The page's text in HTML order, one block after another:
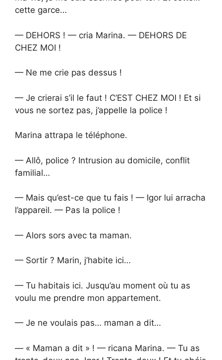
cette garce…
— DEHORS ! — cria Marina. — DEHORS DE
CHEZ MOI !
— Ne me crie pas dessus !
— Je crierai s’il le faut ! C’EST CHEZ MOI ! Et si
vous ne sortez pas, j’appelle la police !
Marina attrapa le téléphone.
— Allô, police ? Intrusion au domicile, conflit
familial…
— Mais qu’est-ce que tu fais ! — Igor lui arracha
l’appareil. — Pas la police !
— Alors sors avec ta maman.
— Sortir ? Marin, j’habite ici…
— Tu habitais ici. Jusqu’au moment où tu as
voulu me prendre mon appartement.
— Je ne voulais pas… maman a dit…
— « Maman a dit » ! — ricana Marina. — Tu as